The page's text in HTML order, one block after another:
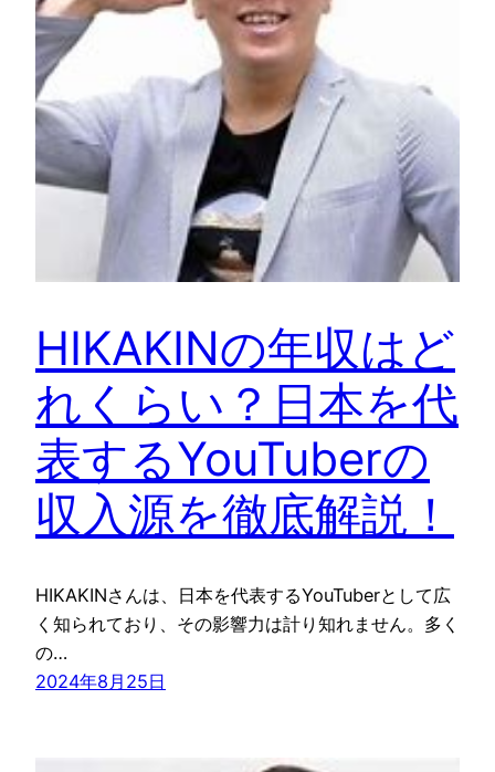
HIKAKINの年収はど
れくらい？日本を代
表するYouTuberの
収入源を徹底解説！
HIKAKINさんは、日本を代表するYouTuberとして広
く知られており、その影響力は計り知れません。多く
の…
2024年8月25日